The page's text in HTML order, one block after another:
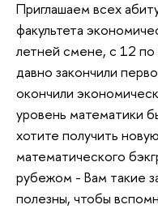
Приглашаем всех
факультета
летней смене, с 12 по
давно закончили
окончили
уровень математики
хотите получить
математического
рубежом - Вам такие
полезны, чтобы